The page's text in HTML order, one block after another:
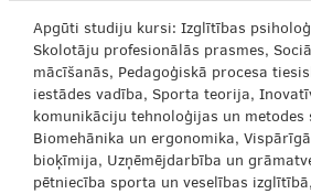
Apgūti studiju kursi: Izglītības
Skolotāju profesionālās prasmes,
mācīšanās, Pedagoģiskā procesa
iestādes vadība, Sporta teorija,
komunikāciju tehnoloģijas un metodes
Biomehānika un ergonomika,
bioķīmija, Uzņēmējdarbība un
pētniecība sporta un veselības